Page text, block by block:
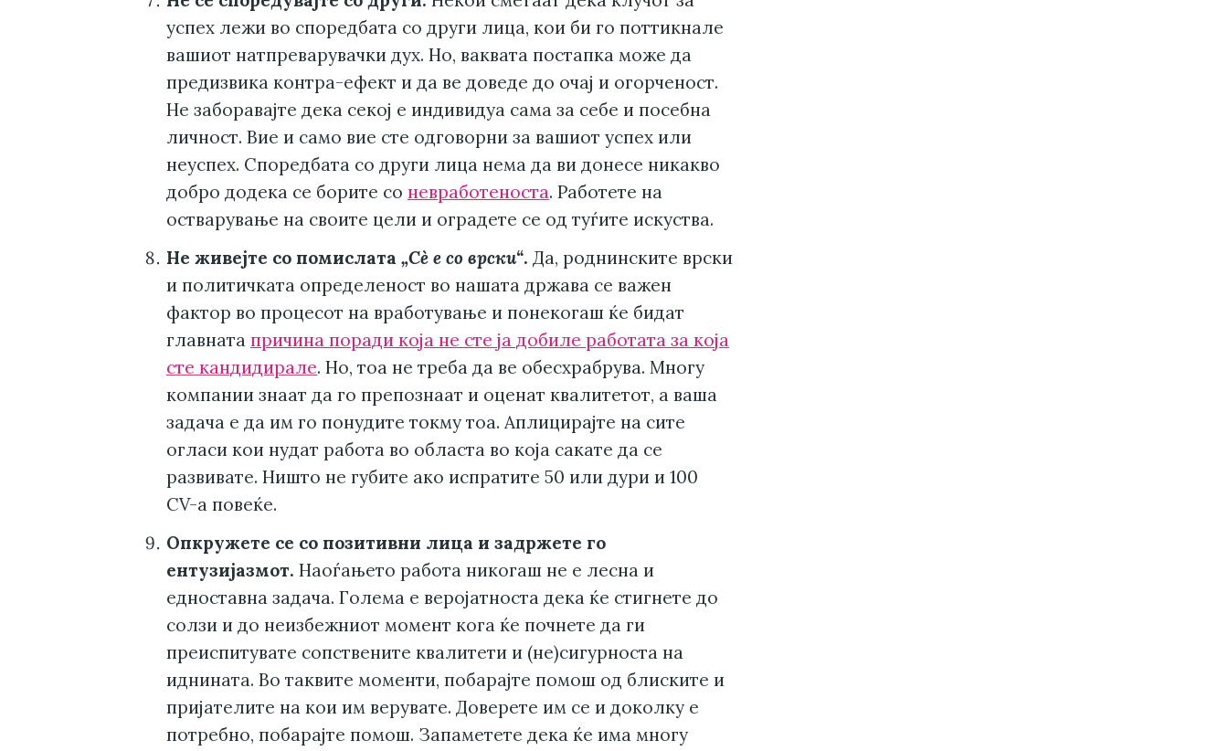
успех лежи во споредбата со други лица, кои би го поттикнале
вашиот натпреварувачки дух. Но, ваквата постапка може да
предизвика контра-ефект и да ве доведе до очај и огорченост.
Не заборавајте дека секој е индивидуа сама за себе и посебна
личност. Вие и само вие сте одговорни за вашиот успех или
неуспех. Споредбата со други лица нема да ви донесе никакво
добро додека се борите со невработеноста. Работете на
остварување на своите цели и оградете се од туѓите искуства.
Не живејте со помислата „Сè е со врски“. Да, роднинските врски
и политичката определеност во нашата држава се важен
фактор во процесот на вработување и понекогаш ќе бидат
главната причина поради која не сте ја добиле работата за која
сте кандидирале. Но, тоа не треба да ве обесхрабрува. Многу
компании знаат да го препознаат и оценат квалитетот, а ваша
задача е да им го понудите токму тоа. Аплицирајте на сите
огласи кои нудат работа во областа во која сакате да се
развивате. Ништо не губите ако испратите 50 или дури и 100
CV-а повеќе.
Опкружете се со позитивни лица и задржете го
ентузијазмот. Наоѓањето работа никогаш не е лесна и
едноставна задача. Голема е веројатноста дека ќе стигнете до
солзи и до неизбежниот момент кога ќе почнете да ги
преиспитувате сопствените квалитети и (не)сигурноста на
иднината. Во таквите моменти, побарајте помош од блиските и
пријателите на кои им верувате. Доверете им се и доколку е
потребно, побарајте помош. Запаметете дека ќе има многу